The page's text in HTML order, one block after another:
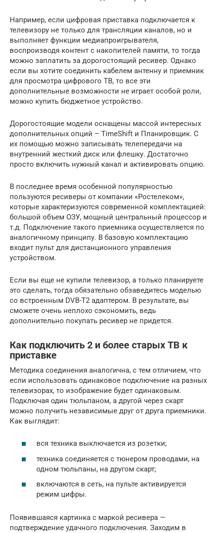
Например, если цифровая приставка подключается к
телевизору не только для трансляции каналов, но и
выполняет функции медиапроигрывателя,
воспроизводя контент с накопителей памяти, то тогда
можно заплатить за дорогостоящий ресивер. Однако
если вы хотите соединить кабелем антенну и приемник
для просмотра цифрового ТВ, то все эти
дополнительные возможности не играет особой роли,
можно купить бюджетное устройство.
Дорогостоящие модели оснащены массой интересных
дополнительных опций – TimeShift и Планировщик. С
их помощью можно записывать телепередачи на
внутренний жесткий диск или флешку. Достаточно
просто включить нужный канал и активировать опцию.
В последнее время особенной популярностью
пользуются ресиверы от компании «Ростелеком»,
которые характеризуются современной комплектацией:
большой объем ОЗУ, мощный центральный процессор и
т.д. Подключение такого приемника осуществляется по
аналогичному принципу. В базовую комплектацию
входит пульт для дистанционного управления
устройством.
Если вы еще не купили телевизор, а только планируете
это сделать, тогда обязательно обзаведитесь моделью
со встроенным DVB-T2 адаптером. В результате, вы
сможете очень неплохо сэкономить, ведь
дополнительно покупать ресивер не придется.
Как подключить 2 и более старых ТВ к
приставке
Методика соединения аналогична, с тем отличием, что
если использовать одинаковое подключение на разных
телевизорах, то изображение будет одинаковым.
Подключая один тюльпаном, а другой через скарт
можно получить независимые друг от друга приемники.
Как выглядит:
вся техника выключается из розетки;
техника соединяется с тюнером проводами, на
одном тюльпаны, на другом скарт;
включаются в сеть, на пульте активируется
режим цифры.
Появившаяся картинка с маркой ресивера —
подтверждение удачного подключения. Заходим в